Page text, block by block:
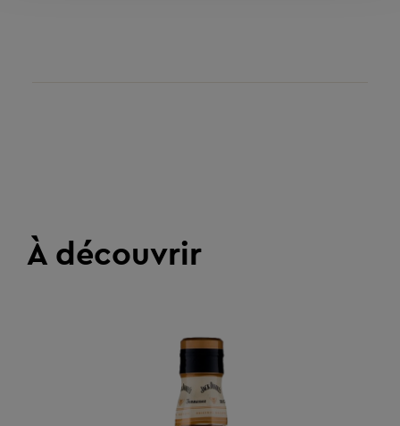
À découvrir